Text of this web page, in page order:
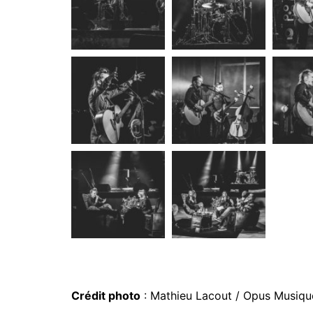
Crédit photo : Mathieu Lacout / Opus